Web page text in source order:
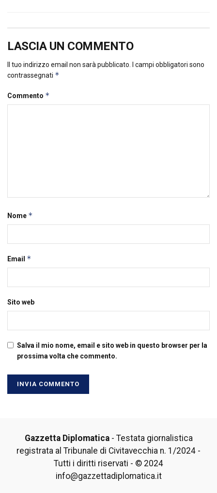
LASCIA UN COMMENTO
Il tuo indirizzo email non sarà pubblicato. I campi obbligatori sono
contrassegnati *
Commento *
Nome *
Email *
Sito web
Salva il mio nome, email e sito web in questo browser per la
prossima volta che commento.
Gazzetta Diplomatica- Testata giornalistica
registrata al Tribunale di Civitavecchia n. 1/2024 -
Tutti i diritti riservati - © 2024
info@gazzettadiplomatica.it